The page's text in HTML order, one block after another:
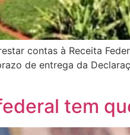
contas à Receita
de entrega da
tem